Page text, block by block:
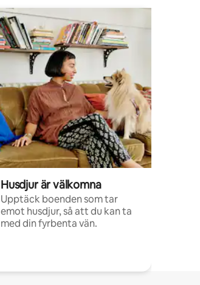
Husdjur är välkomna
Upptäck boenden som tar
emot husdjur, så att du kan ta
med din fyrbenta vän.